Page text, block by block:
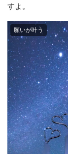
すよ。
願いが叶う